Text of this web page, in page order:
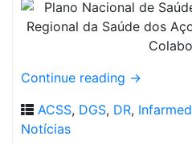
Continue reading →
ACSS, DGS, DR, Infarmed
Notícias